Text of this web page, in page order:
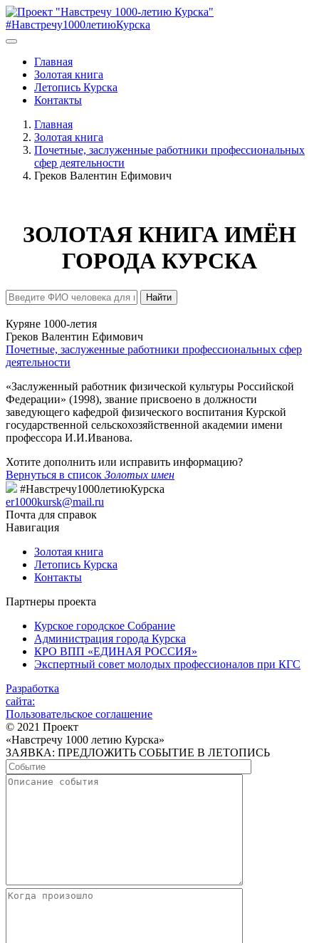
#Навстречу1000летиюКурска
Главная
Золотая книга
Летопись Курска
Контакты
Главная
Золотая книга
Почетные, заслуженные работники профессиональных
сфер деятельности
Греков Валентин Ефимович
ЗОЛОТАЯ КНИГА ИМЁН
ГОРОДА КУРСКА
Найти
Куряне 1000-летия
Греков Валентин Ефимович
Почетные, заслуженные работники профессиональных сфер
деятельности
«Заслуженный работник физической культуры Российской
Федерации» (1998), звание присвоено в должности
заведующего кафедрой физического воспитания Курской
государственной сельскохозяйственной академии имени
профессора И.И.Иванова.
Хотите дополнить или исправить информацию?
Вернуться в список Золотых имен
#Навстречу1000летиюКурска
er1000kursk@mail.ru
Почта для справок
Навигация
Золотая книга
Летопись Курска
Контакты
Партнеры проекта
Курское городское Собрание
Администрация города Курска
КРО ВПП «ЕДИНАЯ РОССИЯ»
Экспертный совет молодых профессионалов при КГС
Разработка
сайта:
Пользовательское соглашение
© 2021 Проект
«Навстречу 1000 летию Курска»
ЗАЯВКА: ПРЕДЛОЖИТЬ СОБЫТИЕ В ЛЕТОПИСЬ